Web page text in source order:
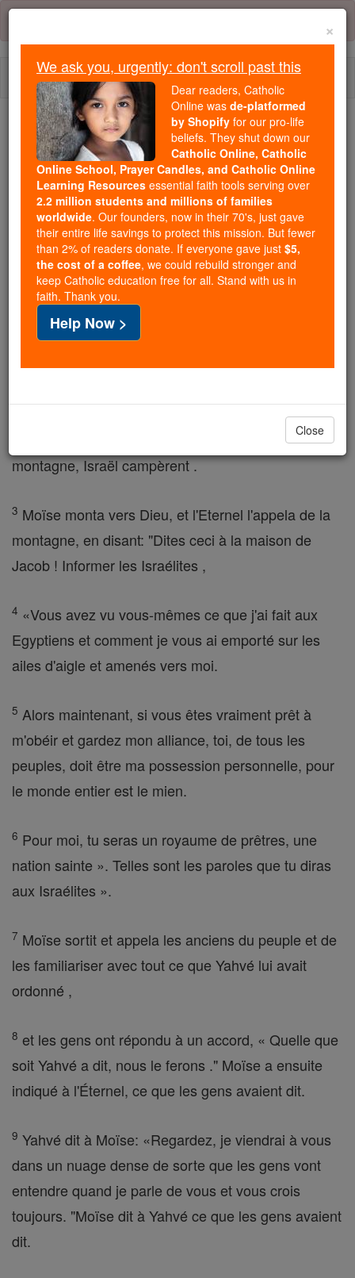
Skip
content
Trending:
Daily Reading for Thursday, October ...
Today's Reading The Mysteries of the Rosary
Exode - Chapitre 19
Exode ⌄ Chapter 19 ⌄
Trois mois jour pour jour après la sortie d'Egypte,
les Israélites atteignirent le désert du Sinaï .
Partant de Rephidim, ils atteignirent le désert du
montagne, Israël campèrent .
3 Moïse monta vers Dieu, et l'Eternel l'appela de la
montagne, en disant: "Dites ceci à la maison de
Jacob ! Informer les Israélites ,
4 «Vous avez vu vous-mêmes ce que j'ai fait aux
Egyptiens et comment je vous ai emporté sur les
ailes d'aigle et amenés vers moi.
5 Alors maintenant, si vous êtes vraiment prêt à
m'obéir et gardez mon alliance, toi, de tous les
peuples, doit être ma possession personnelle, pour
le monde entier est le mien.
6 Pour moi, tu seras un royaume de prêtres, une
nation sainte ». Telles sont les paroles que tu diras
aux Israélites ».
7 Moïse sortit et appela les anciens du peuple et de
les familiariser avec tout ce que Yahvé lui avait
ordonné ,
8 et les gens ont répondu à un accord, « Quelle que
soit Yahvé a dit, nous le ferons ." Moïse a ensuite
indiqué à l'Éternel, ce que les gens avaient dit.
9 Yahvé dit à Moïse: «Regardez, je viendrai à vous
dans un nuage dense de sorte que les gens vont
entendre quand je parle de vous et vous crois
toujours. "Moïse dit à Yahvé ce que les gens avaient
dit.
×
We ask you, urgently: don't scroll past this
Dear readers, Catholic
Online was de-platformed
by Shopify for our pro-life
beliefs. They shut down our
Catholic Online, Catholic
Online School, Prayer Candles, and Catholic Online
Learning Resources essential faith tools serving over
2.2 million students and millions of families
worldwide. Our founders, now in their 70's, just gave
their entire life savings to protect this mission. But fewer
than 2% of readers donate. If everyone gave just $5,
the cost of a coffee, we could rebuild stronger and
keep Catholic education free for all. Stand with us in
faith. Thank you.
Help Now >
Close